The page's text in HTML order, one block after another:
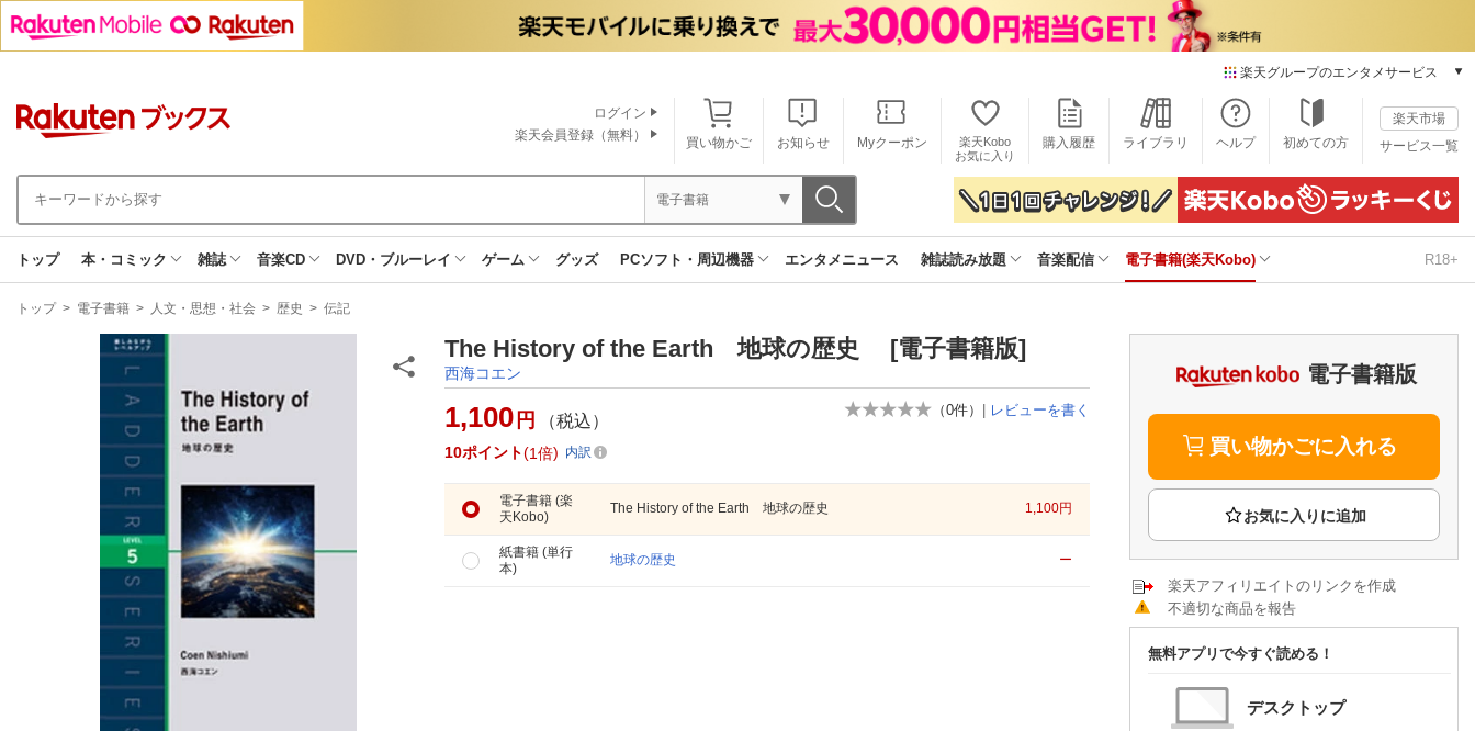
楽天グループのエンタメサービス
本/ゲーム/CD/DVD
楽天ブックス
電子書籍
楽天Kobo
雑誌読み放題
楽天ミュージック
楽天TV
動画配信ガイド
Rakuten PLAY
Rチャンネル
楽天チケット
エンタメニュース
推し楽
買い物かご お知らせ Myクーポン
楽天Kobo
お気に入り
購入履歴 ライブラリ ヘルプ 初めての方
楽天市場
サービス一覧
ログイン
楽天会員登録（無料）
電子書籍
トップ 本・コミック 雑誌 音楽CD DVD・ブルーレイ ゲーム グッズ PCソフト・周辺機器 エンタメニュース 雑誌読み放題 音楽配信 電子書籍(楽天Kobo) R18+
現
トップ > 電子書籍 > 人文・思想・社会 > 歴史 > 伝記
The History of the Earth 地球の歴史 [電子書籍版]
西海コエン
（0件） | レビューを書く
1,100 円 （税込）
10ポイント 1倍 内訳
電子書籍 (楽
天Kobo)
The History of the Earth 地球の歴史 1,100円
紙書籍 (単行
本)
地球の歴史 ー
電子書籍版
買い物かごに入れる
楽天アフィリエイトのリンクを作成
不適切な商品を報告
無料アプリで今すぐ読める！
デスクトップ